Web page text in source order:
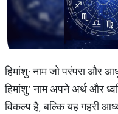
हिमांशु: नाम जो परंपरा और
हिमांशु’ नाम अपने अर्थ और
विकल्प है, बल्कि यह गहरी